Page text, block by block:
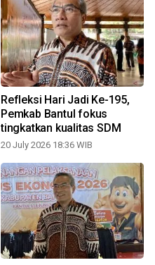
Refleksi Hari Jadi Ke-195,
Pemkab Bantul fokus
tingkatkan kualitas SDM
20 July 2026 18:36 WIB